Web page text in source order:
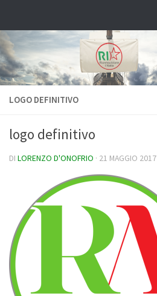
LOGO DEFINITIVO
logo definitivo
DI LORENZO D'ONOFRIO · 21 MAGGIO 2017